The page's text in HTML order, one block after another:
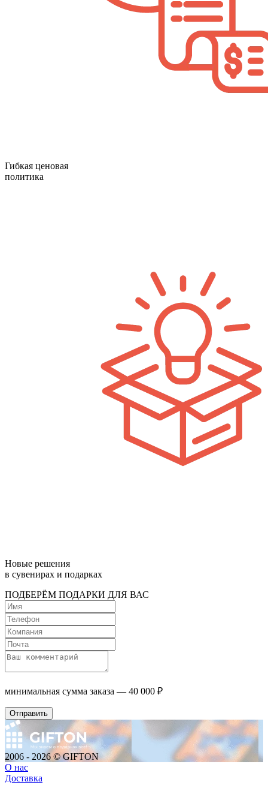
Гибкая ценовая
политика
Новые решения
в сувенирах и подарках
ПОДБЕРЁМ ПОДАРКИ ДЛЯ ВАС
минимальная сумма заказа — 40 000 ₽
2006 - 2026 © GIFTON
О нас
Доставка